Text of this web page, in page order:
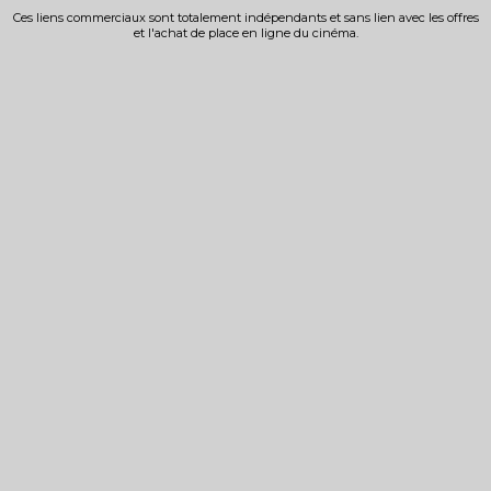
Ces liens commerciaux sont totalement indépendants et sans lien avec les offres
et l'achat de place en ligne du cinéma.